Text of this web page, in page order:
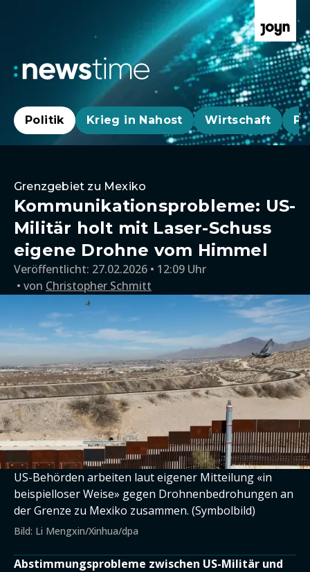
Politik Krieg in Nahost Wirtschaft
Grenzgebiet zu Mexiko
Kommunikationsprobleme: US-
Militär holt mit Laser-Schuss
eigene Drohne vom Himmel
Veröffentlicht: 27.02.2026 • 12:09 Uhr
von Christopher Schmitt
US-Behörden arbeiten laut eigener Mitteilung «in
beispielloser Weise» gegen Drohnenbedrohungen an
der Grenze zu Mexiko zusammen. (Symbolbild)
Bild: Li Mengxin/Xinhua/dpa
Abstimmungsprobleme zwischen US-Militär und